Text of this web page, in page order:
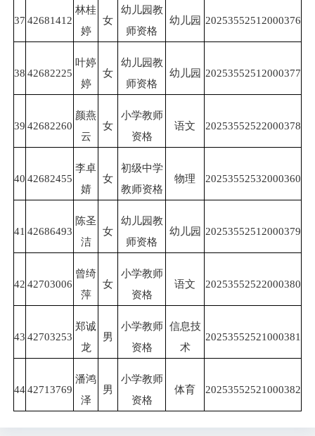
37 42681412
林桂
婷
女
幼儿园教
师资格
幼儿园 20253552512000376
38 42682225
叶婷
婷
女
幼儿园教
师资格
幼儿园 20253552512000377
39 42682260
颜燕
云
女
小学教师
资格
语文 20253552522000378
40 42682455
李卓
婧
女
初级中学
教师资格
物理 20253552532000360
41 42686493
陈圣
洁
女
幼儿园教
师资格
幼儿园 20253552512000379
42 42703006
曾绮
萍
女
小学教师
资格
语文 20253552522000380
43 42703253
郑诚
龙
男
小学教师
资格
信息技
术
20253552521000381
4442713769
潘鸿
泽
男
小学教师
资格
体育 20253552521000382